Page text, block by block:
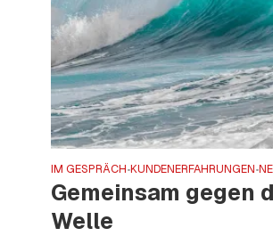
IM GESPRÄCH•KUNDENERFAHRUNGEN•
Gemeinsam gegen
Welle